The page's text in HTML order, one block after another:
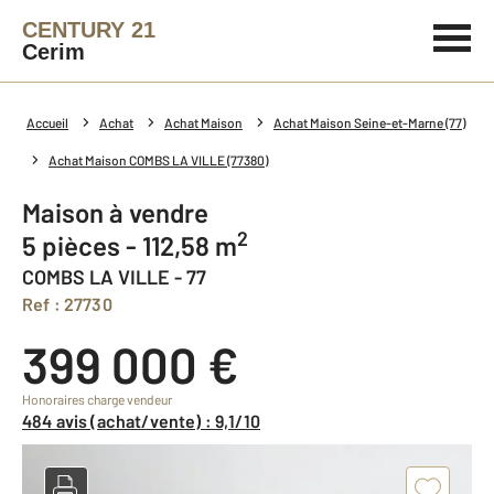
CENTURY 21
Cerim
Accueil Achat Achat Maison Achat Maison Seine-et-Marne (77)
Achat Maison COMBS LA VILLE (77380)
Maison à vendre
5 pièces - 112,58 m2
COMBS LA VILLE - 77
Ref : 27730
399 000 €
Honoraires charge vendeur
484 avis (achat/vente) : 9,1/10